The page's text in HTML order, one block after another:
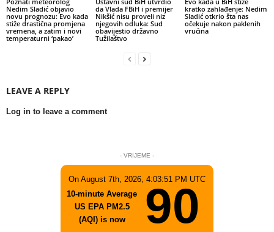
Nedim Sladić objavio
novu prognozu: Evo kada
stiže drastična promjena
vremena, a zatim i novi
temperaturni ‘pakao’
da Vlada FBiH i premijer
Nikšić nisu proveli niz
njegovih odluka: Sud
obavijestio državno
Tužilaštvo
kratko zahlađenje: Nedim
Sladić otkrio šta nas
očekuje nakon paklenih
vrućina
LEAVE A REPLY
Log in to leave a comment
- VRIJEME -
On August 7th, 2026, 4:03:51 PM UTC
10-minute Average
US EPA PM2.5
(AQI) is now
90